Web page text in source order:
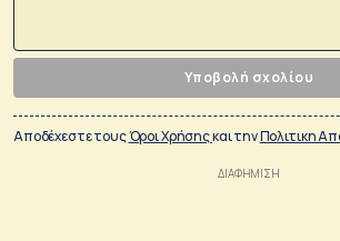
Υποβολή σχολίου
Αποδέχεστε τουςΌροι Χρήσηςκαι τηνΠολιτικη